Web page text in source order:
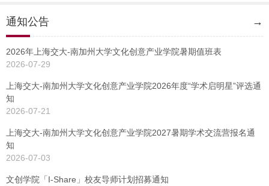
通知公告 →
2026年上海交大-南加州大学文化创意产业学院暑期值班表
2026-07-29
上海交大-南加州大学文化创意产业学院2026年度“学术启明星”评选通
知
2026-07-21
上海交大-南加州大学文化创意产业学院2027暑期学术交流营报名通
知
2026-07-03
文创学院「I-Share」校友导师计划招募通知